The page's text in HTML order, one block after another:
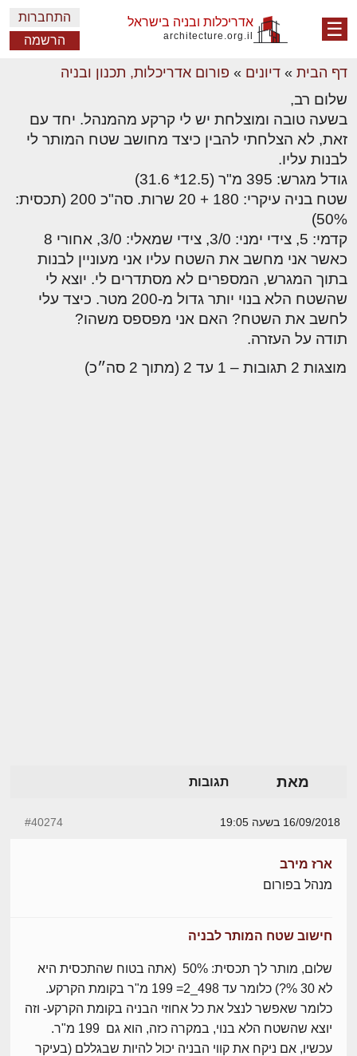
☰ אדריכלות ובניה בישראל
architecture.org.il
התחברות
הרשמה
דף הבית » דיונים » פורום אדריכלות, תכנון ובניה
שלום רב,
בשעה טובה ומוצלחת יש לי קרקע מהמנהל. יחד עם
זאת, לא הצלחתי להבין כיצד מחושב שטח המותר לי
לבנות עליו.
גודל מגרש: 395 מ"ר (12.5* 31.6)
שטח בניה עיקרי: 180 + 20 שרות. סה"כ 200 (תכסית:
50%)
קדמי: 5, צידי ימני: 3/0, צידי שמאלי: 3/0, אחורי 8
כאשר אני מחשב את השטח עליו אני מעוניין לבנות
בתוך המגרש, המספרים לא מסתדרים לי. יוצא לי
שהשטח הלא בנוי יותר גדול מ-200 מטר. כיצד עלי
לחשב את השטח? האם אני מפספס משהו?
תודה על העזרה.
מוצגות 2 תגובות – 1 עד 2 (מתוך 2 סה״כ)
מאת תגובות
16/09/2018 בשעה 19:05 #40274
ארז מירב
מנהל בפורום
חישוב שטח המותר לבניה
שלום, מותר לך תכסית: 50% (אתה בטוח שהתכסית היא
לא 30 %?) כלומר עד 498_2= 199 מ"ר בקומת הקרקע.
כלומר שאפשר לנצל את כל אחוזי הבניה בקומת הקרקע- וזה
יוצא שהשטח הלא בנוי, במקרה כזה, הוא גם 199 מ"ר.
עכשיו, אם ניקח את קווי הבניה יכול להיות שבגללם (בעיקר